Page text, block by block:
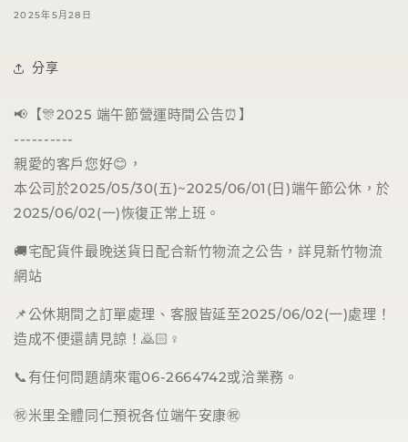
2025年5月28日
分享
📢【🎊2025 端午節營運時間公告⏰】
----------
親愛的客戶您好😊，
本公司於2025/05/30(五)~2025/06/01(日)端午節公休，於
2025/06/02(一)恢復正常上班。
🚚宅配貨件最晚送貨日配合新竹物流之公告，詳見新竹物流
網站
📌公休期間之訂單處理、客服皆延至2025/06/02(一)處理！
造成不便還請見諒！🙇🏻♀️
📞有任何問題請來電06-2664742或洽業務。
㊗️米里全體同仁預祝各位端午安康㊗️